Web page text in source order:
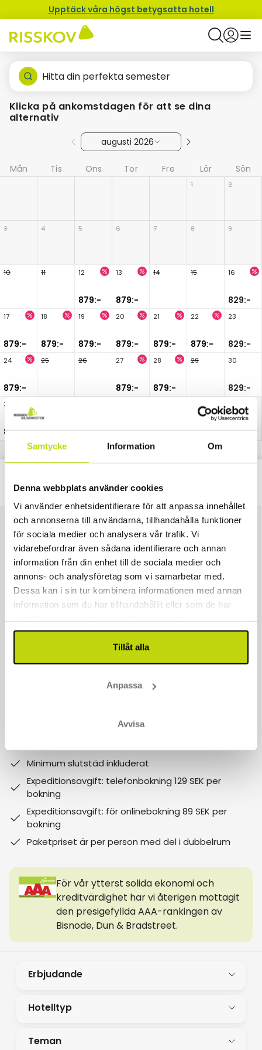
Samtycke Information Om
Denna webbplats använder cookies
Vi använder enhetsidentifierare för att anpassa innehållet
och annonserna till användarna, tillhandahålla funktioner
för sociala medier och analysera vår trafik. Vi
vidarebefordrar även sådana identifierare och annan
information från din enhet till de sociala medier och
annons- och analysföretag som vi samarbetar med.
Dessa kan i sin tur kombinera informationen med annan
information som du har tillhandahållit eller som de har
Tillåt alla
Anpassa
Avvisa
Upptäck våra högst betygsatta hotell
Hitta din perfekta semester
Klicka på ankomstdagen för att se dina
alternativ
augusti 2026
Mån Tis Ons Tor Fre Lör Sön
1 2
3 4 5 6 7 8 9
10 11 12
879:-
13
879:-
14 15 16
829:-
17
879:-
18
879:-
19
879:-
20
879:-
21
879:-
22
879:-
23
829:-
24
879:-
25 26 27
879:-
28
879:-
29 30
829:-
31
879:-
Classic
Kontakta oss
040 611 6130
kontakt@risskov.se
Våra öppetider är:
Måndag - Fredag: 9 - 17
Varför boka med Risskov Bilsemester? Spara mer!
Minimum slutstäd inkluderat
Expeditionsavgift: telefonbokning 129 SEK per
bokning
Expeditionsavgift: för onlinebokning 89 SEK per
bokning
Paketpriset är per person med del i dubbelrum
Follow us on social media
För vår ytterst solida ekonomi och
kreditvärdighet har vi återigen mottagit
den presigefyllda AAA-rankingen av
Bisnode, Dun & Bradstreet.
Erbjudande
Hotelltyp
Teman